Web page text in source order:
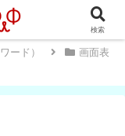
便利な小技を学ぼう
ード）
画面表
検索